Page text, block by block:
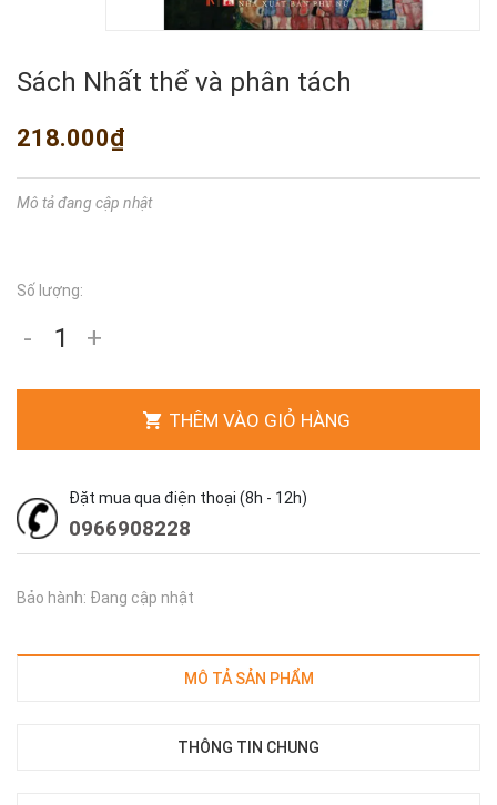
Sách Nhất thể và phân tách
218.000₫
Mô tả đang cập nhật
Số lượng:
- +
THÊM VÀO GIỎ HÀNG
Đặt mua qua điện thoại (8h - 12h)
0966908228
Bảo hành: Đang cập nhật
MÔ TẢ SẢN PHẨM
THÔNG TIN CHUNG